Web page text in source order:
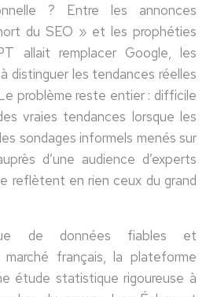
? Entre les annonces
du SEO » et les prophéties
allait remplacer Google, les
distinguer les tendances réelles
problème reste entier : difficile
vraies tendances lorsque les
sondages informels menés sur
d’une audience d’experts
reflètent en rien ceux du grand
de données fiables et
français, la plateforme
étude statistique rigoureuse à